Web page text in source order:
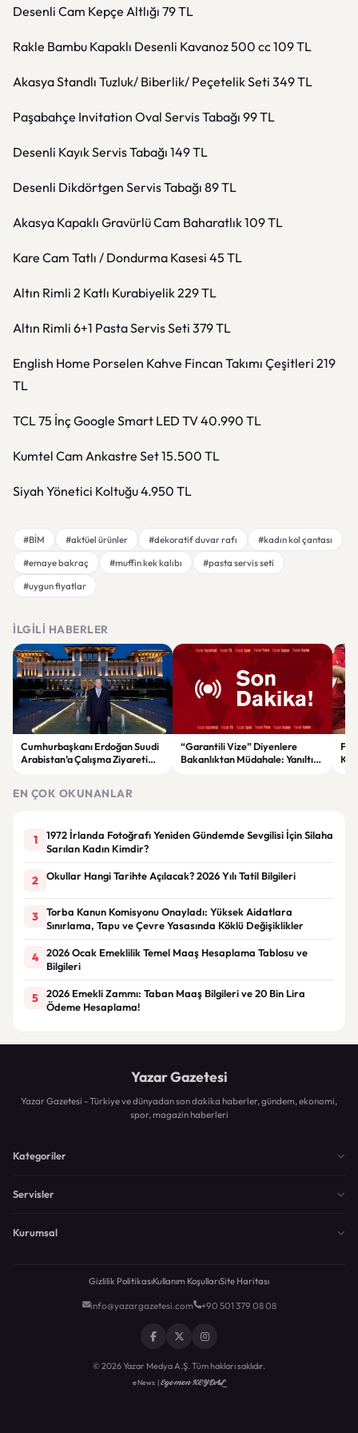
Desenli Cam Kepçe Altlığı 79 TL
Rakle Bambu Kapaklı Desenli Kavanoz 500 cc 109 TL
Akasya Standlı Tuzluk/ Biberlik/ Peçetelik Seti 349 TL
Paşabahçe Invitation Oval Servis Tabağı 99 TL
Desenli Kayık Servis Tabağı 149 TL
Desenli Dikdörtgen Servis Tabağı 89 TL
Akasya Kapaklı Gravürlü Cam Baharatlık 109 TL
Kare Cam Tatlı / Dondurma Kasesi 45 TL
Altın Rimli 2 Katlı Kurabiyelik 229 TL
Altın Rimli 6+1 Pasta Servis Seti 379 TL
English Home Porselen Kahve Fincan Takımı Çeşitleri 219
TL
TCL 75 İnç Google Smart LED TV 40.990 TL
Kumtel Cam Ankastre Set 15.500 TL
Siyah Yönetici Koltuğu 4.950 TL
#BİM #aktüel ürünler #dekoratif duvar rafı
#kadın kol çantası
#emaye bakraç
#muffin kek kalıbı
#pasta servis seti
#uygun fiyatlar
İLGILI HABERLER
Cumhurbaşkanı Erdoğan Suudi
Arabistan’a Çalışma Ziyareti
“Garantili Vize” Diyenlere
Bakanlıktan Müdahale: Yanıltıcı
EN ÇOK OKUNANLAR
1
1972 İrlanda Fotoğrafı Yeniden Gündemde Sevgilisi İçin Silaha
Sarılan Kadın Kimdir?
2 Okullar Hangi Tarihte Açılacak? 2026 Yılı Tatil Bilgileri
3
Torba Kanun Komisyonu Onayladı: Yüksek Aidatlara
Sınırlama, Tapu ve Çevre Yasasında Köklü Değişiklikler
4
2026 Ocak Emeklilik Temel Maaş Hesaplama Tablosu ve
Bilgileri
5
2026 Emekli Zammı: Taban Maaş Bilgileri ve 20 Bin Lira
Ödeme Hesaplama!
Yazar Gazetesi
Yazar Gazetesi - Türkiye ve dünyadan son dakika haberler, gündem, ekonomi,
spor, magazin haberleri
Kategoriler
Servisler
Kurumsal
Gizlilik PolitikasıKullanım KoşullarıSite Haritası
info@yazargazetesi.com +90 501 379 08 08
© 2026 Yazar Medya A.Ş. Tüm hakları saklıdır.
eNews |Egemen KEYDAL